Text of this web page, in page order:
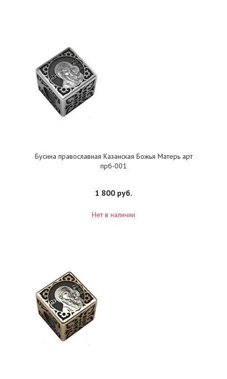
Бусина православная Казанская Божья Матерь арт
прб-001
1 800 руб.
Нет в наличии